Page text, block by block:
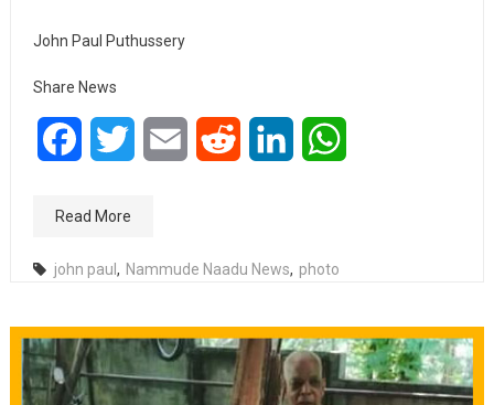
John Paul Puthussery
Share News
FacebookTwitter Email Reddit LinkedIn
Read More
john paul, Nammude Naadu News, photo